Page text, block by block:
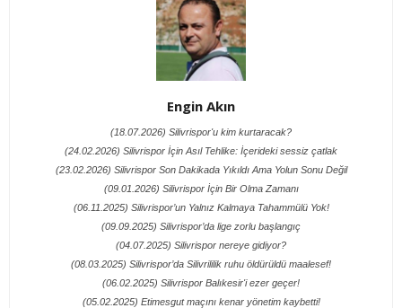
Engin Akın
(18.07.2026) Silivrispor'u kim kurtaracak?
(24.02.2026) Silivrispor İçin Asıl Tehlike: İçerideki sessiz çatlak
(23.02.2026) Silivrispor Son Dakikada Yıkıldı Ama Yolun Sonu Değil
(09.01.2026) Silivrispor İçin Bir Olma Zamanı
(06.11.2025) Silivrispor’un Yalnız Kalmaya Tahammülü Yok!
(09.09.2025) Silivrispor’da lige zorlu başlangıç
(04.07.2025) Silivrispor nereye gidiyor?
(08.03.2025) Silivrispor’da Silivrililik ruhu öldürüldü maalesef!
(06.02.2025) Silivrispor Balıkesir'i ezer geçer!
(05.02.2025) Etimesgut maçını kenar yönetim kaybetti!